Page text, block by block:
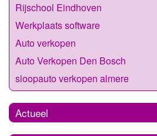
Rijschool Eindhoven
Werkplaats software
Auto verkopen
Auto Verkopen Den Bosch
sloopauto verkopen almere
Actueel